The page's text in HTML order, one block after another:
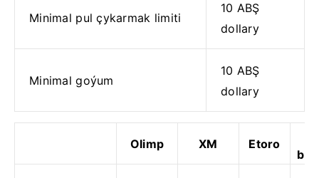
Minimal pul çykarmak limiti
10 ABŞ
dollary
Minimal goýum
10 ABŞ
dollary
Olimp XM Etoro